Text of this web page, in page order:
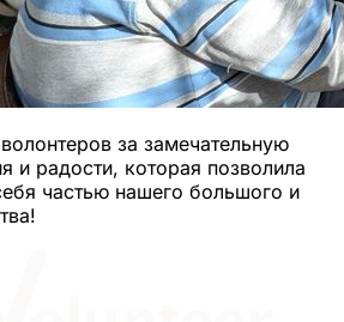
за замечательную
и радости, которая позволила
частью нашего большого и